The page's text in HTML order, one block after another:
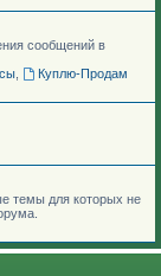
сообщений в
,
Куплю-Продам
темы для которых не